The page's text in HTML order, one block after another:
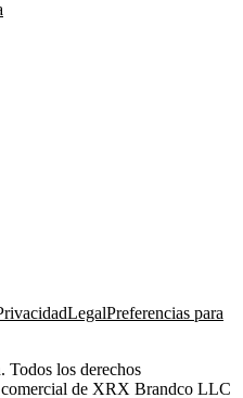
LegalPreferencias para
los derechos
de XRX Brandco LLC